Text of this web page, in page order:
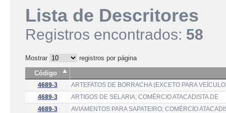
Lista de Descritores
Registros encontrados: 58
Mostrar
registros por página
Código
4689-3
ARTEFATOS DE BORRACHA (EXCETO PARA
4689-3
ARTIGOS DE SELARIA; COMÉRCIO ATACADISTA DE
4689-3
AVIAMENTOS PARA SAPATEIRO; COMÉRCIO